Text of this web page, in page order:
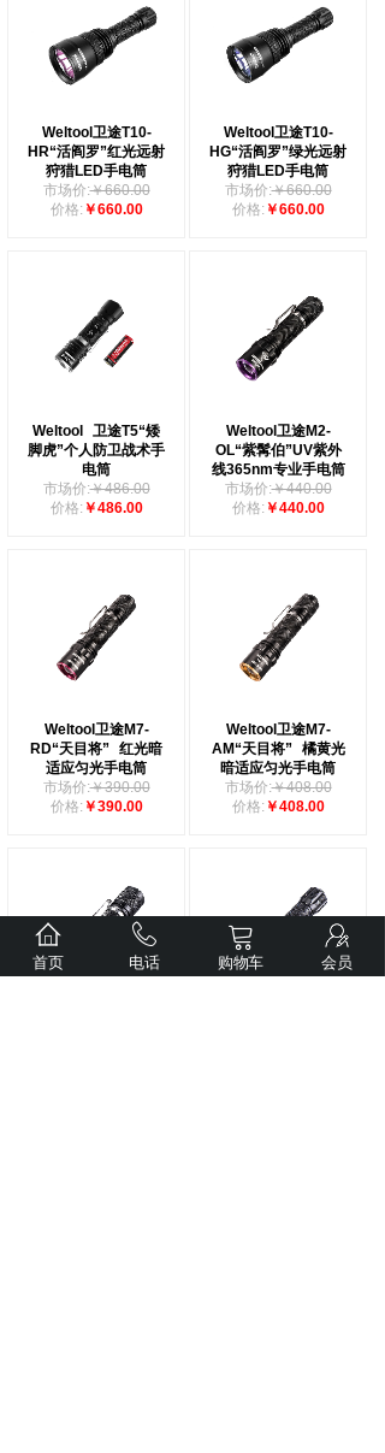
Weltool卫途T10-
HR“活阎罗”红光远射
狩猎LED手电筒
市场价:￥660.00
价格: ￥660.00
Weltool卫途T10-
HG“活阎罗”绿光远射
狩猎LED手电筒
市场价:￥660.00
价格: ￥660.00
Weltool
卫途T5“矮
脚虎”个人防卫战术手
电筒
市场价:￥486.00
价格: ￥486.00
Weltool卫途M2-
OL“紫髯伯”UV紫外
线365nm专业手电筒
市场价:￥440.00
价格: ￥440.00
Weltool卫途M7-
RD“天目将” 红光暗
适应匀光手电筒
市场价:￥390.00
价格: ￥390.00
Weltool卫途M7-
AM“天目将”
橘黄光
暗适应匀光手电筒
市场价:￥408.00
价格: ￥408.00
首页 电话 购物车 会员